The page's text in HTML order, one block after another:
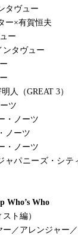
タヴュー
ー×有賀恒夫
ー
ンタヴュー
人（GREAT 3）
ツ
・ノーツ
ノーツ
・ノーツ
ャパニーズ・シ
Who’s Who
ト編）
／アレンジャー